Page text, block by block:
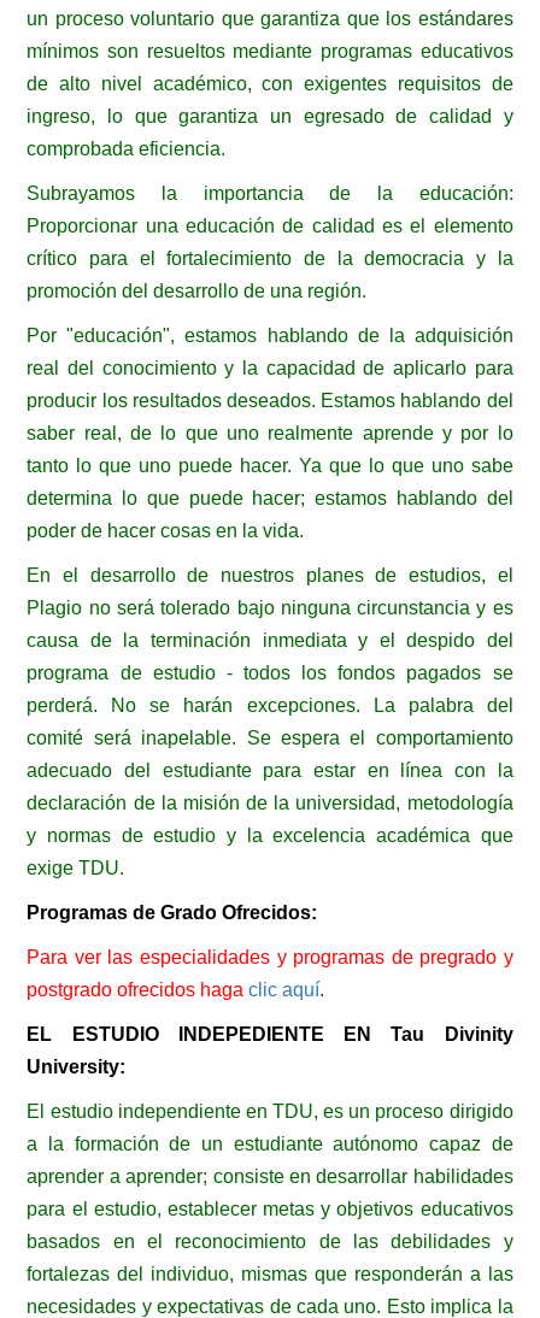
un proceso voluntario que garantiza que los estándares
mínimos son resueltos mediante programas educativos
de alto nivel académico, con exigentes requisitos de
ingreso, lo que garantiza un egresado de calidad y
comprobada eficiencia.
Subrayamos la importancia de la educación:
Proporcionar una educación de calidad es el elemento
crítico para el fortalecimiento de la democracia y la
promoción del desarrollo de una región.
Por "educación", estamos hablando de la adquisición
real del conocimiento y la capacidad de aplicarlo para
producir los resultados deseados. Estamos hablando del
saber real, de lo que uno realmente aprende y por lo
tanto lo que uno puede hacer. Ya que lo que uno sabe
determina lo que puede hacer; estamos hablando del
poder de hacer cosas en la vida.
En el desarrollo de nuestros planes de estudios, el
Plagio no será tolerado bajo ninguna circunstancia y es
causa de la terminación inmediata y el despido del
programa de estudio - todos los fondos pagados se
perderá. No se harán excepciones. La palabra del
comité será inapelable. Se espera el comportamiento
adecuado del estudiante para estar en línea con la
declaración de la misión de la universidad, metodología
y normas de estudio y la excelencia académica que
exige TDU.
Programas de Grado Ofrecidos:
Para ver las especialidades y programas de pregrado y
postgrado ofrecidos hagaclic aquí.
EL ESTUDIO INDEPEDIENTE EN Tau Divinity
University:
El estudio independiente en TDU, es un proceso dirigido
a la formación de un estudiante autónomo capaz de
aprender a aprender; consiste en desarrollar habilidades
para el estudio, establecer metas y objetivos educativos
basados en el reconocimiento de las debilidades y
fortalezas del individuo, mismas que responderán a las
necesidades y expectativas de cada uno. Esto implica la